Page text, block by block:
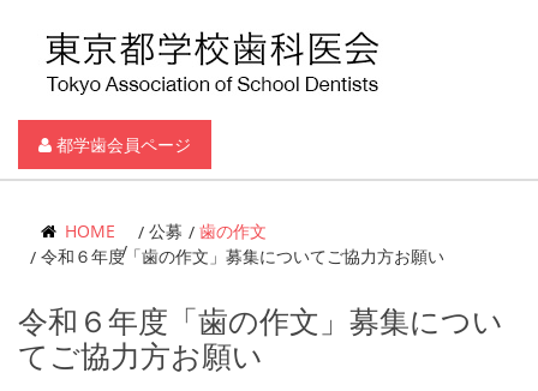
都学歯会員ページ
HOME 公募
歯の作文
令和６年度「歯の作文」募集についてご協力方お願い
令和６年度「歯の作文」募集につい
てご協力方お願い